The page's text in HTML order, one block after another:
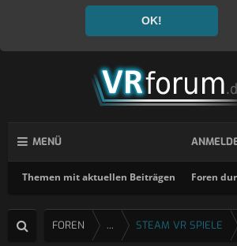
OK!
MENÜ
Themen mit aktuellen Beiträgen Foren
FOREN ... STEAM VR SPIELE